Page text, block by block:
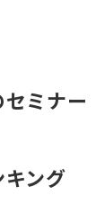
ミナー
ング